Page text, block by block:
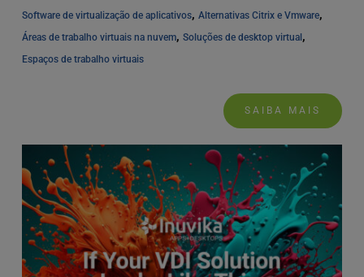
Software de virtualização de aplicativos, Alternativas Citrix e Vmware
Áreas de trabalho virtuais na nuvem, Soluções de desktop virtual
Espaços de trabalho virtuais
SAIBA MAIS